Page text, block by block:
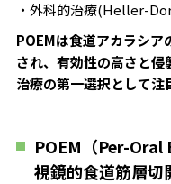
・外科的治療(Heller-
POEMは食道アカラシ
され、有効性の高さと
治療の第一選択として注
POEM（Per-
視鏡的食道筋層切